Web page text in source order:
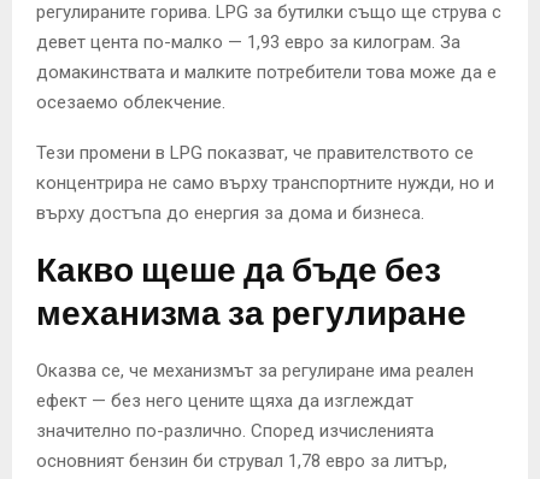
регулираните горива. LPG за бутилки също ще струва с
девет цента по-малко — 1,93 евро за килограм. За
домакинствата и малките потребители това може да е
осезаемо облекчение.
Тези промени в LPG показват, че правителството се
концентрира не само върху транспортните нужди, но и
върху достъпа до енергия за дома и бизнеса.
Какво щеше да бъде без
механизма за регулиране
Оказва се, че механизмът за регулиране има реален
ефект — без него цените щяха да изглеждат
значително по-различно. Според изчисленията
основният бензин би струвал 1,78 евро за литър,